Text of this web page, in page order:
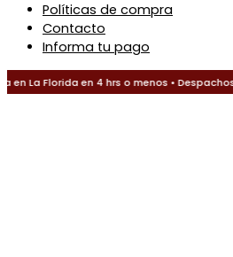
Políticas de compra
Contacto
Informa tu pago
La Florida en 4 hrs o menos •